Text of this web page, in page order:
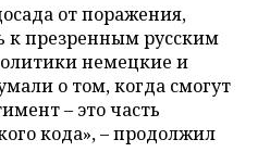
от поражения,
к презренным русским
немецкие и
о том, когда смогут
– это часть
кода», – продолжил